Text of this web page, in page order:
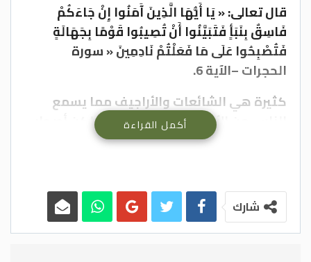
قال تعالى: « يَا أَيُّهَا الَّذِينَ آَمَنُوا إِنْ جَاءَكُمْ
فَاسِقٌ بِنَبَأٍ فَتَبَيَّنُوا أَنْ تُصِيبُوا قَوْمًا بِجَهَالَةٍ
فَتُصْبِحُوا عَلَى مَا فَعَلْتُمْ نَادِمِينَ « سورة
الحجرات –الآية 6.
كثيرة هي الشائعات والأراجيف مما يسمع
الناس من الأخبار قد تكون كاذبة، ولكن أصحاب
النفوس المريضة ترّوجها وتجاهر بها وهي غير
وإن سرعة إذاعة ونشر مثل هذه الأخبار، التي لم
تتحقق صحتها، تنتشر على إثرها الفتن
والأقاويل والبلبلة والفوضى في المجتمع
أكمل القراءة
شارك